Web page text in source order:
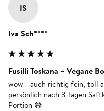
IS
Iva Sch****
Fusilli Toskana – Vegane
wow - auch richtig fein, toll
persönlich nach 3 Tagen
Portion 😅